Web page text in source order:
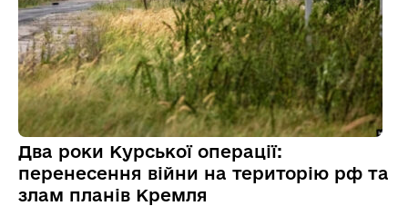
Два роки Курської операції:
перенесення війни на територію рф та
злам планів Кремля